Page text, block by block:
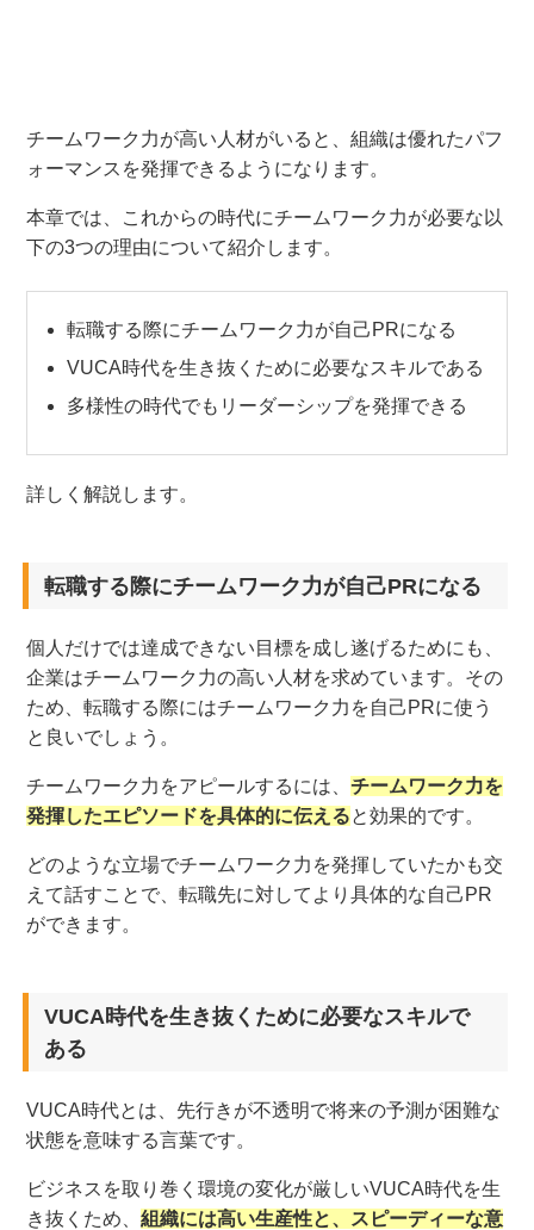
チームワーク力が高い人材がいると、組織は優れたパフ
ォーマンスを発揮できるようになります。
本章では、これからの時代にチームワーク力が必要な以
下の3つの理由について紹介します。
転職する際にチームワーク力が自己PRになる
VUCA時代を生き抜くために必要なスキルである
多様性の時代でもリーダーシップを発揮できる
詳しく解説します。
転職する際にチームワーク力が自己PRになる
個人だけでは達成できない目標を成し遂げるためにも、
企業はチームワーク力の高い人材を求めています。その
ため、転職する際にはチームワーク力を自己PRに使う
と良いでしょう。
チームワーク力をアピールするには、チームワーク力を
発揮したエピソードを具体的に伝えると効果的です。
どのような立場でチームワーク力を発揮していたかも交
えて話すことで、転職先に対してより具体的な自己PR
ができます。
VUCA時代を生き抜くために必要なスキルで
ある
VUCA時代とは、先行きが不透明で将来の予測が困難な
状態を意味する言葉です。
ビジネスを取り巻く環境の変化が厳しいVUCA時代を生
き抜くため、組織には高い生産性と、スピーディーな意